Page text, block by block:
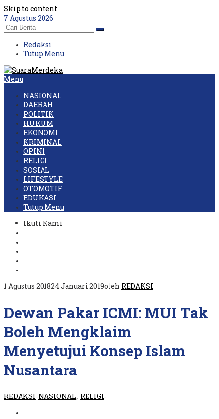
Skip to content
7 Agustus 2026
Redaksi
Tutup Menu
Menu
NASIONAL
DAERAH
POLITIK
HUKUM
EKONOMI
KRIMINAL
OPINI
RELIGI
SOSIAL
LIFESTYLE
OTOMOTIF
EDUKASI
Tutup Menu
Ikuti Kami
1 Agustus 201824 Januari 2019oleh REDAKSI
Dewan Pakar ICMI: MUI Tak
Boleh Mengklaim
Menyetujui Konsep Islam
Nusantara
REDAKSI-NASIONAL RELIGI-